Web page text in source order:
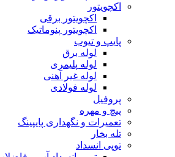
اکچویتور
اکچویتور برقی
اکچویتور پنوماتیک
پایپ و تیوب
لوله برق
لوله پلیمری
لوله غیر آهنی
لوله فولادی
پروفیل
پیچ و مهره
تعمیرات و نگهداری پایپینگ
تله بخار
توپی انسداد